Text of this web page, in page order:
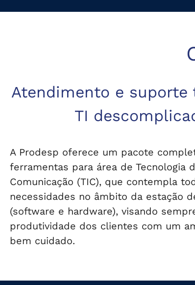
Atendimento e suporte
TI
A Prodesp oferece um pacote
ferramentas para área de Tecnologia
Comunicação (TIC), que contempla
necessidades no âmbito da estação
(software e hardware), visando
produtividade dos clientes com um
bem cuidado.